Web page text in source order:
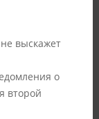
выскажет
о
второй